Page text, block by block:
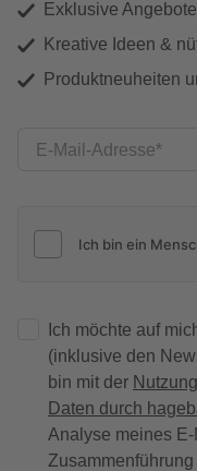
Exklusive
Kreative Ideen &
Produktneuheiten
E-Mail-Adresse
Ich möchte auf
(inklusive den
bin mit der
Daten durch
Analyse meines